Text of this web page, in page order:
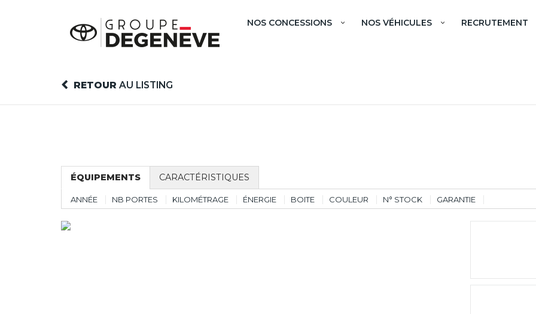
NOS CONCESSIONS NOS VÉHICULES RECRUTEMENT
RETOUR AU LISTING
ÉQUIPEMENTS CARACTÉRISTIQUES
ANNÉE NB PORTES KILOMÉTRAGE ÉNERGIE BOITE COULEUR N° STOCK GARANTIE